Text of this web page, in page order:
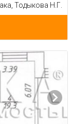
Тодыкова Н.Г.